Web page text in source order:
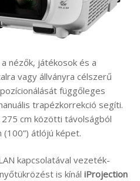
nézők, játékosok és a
vagy állványra célszerű
függőleges
trapézkorrekció segíti.
275 cm közötti távolságból
átlójú képet.
kapcsolatával vezeték-
is kínál iProjection